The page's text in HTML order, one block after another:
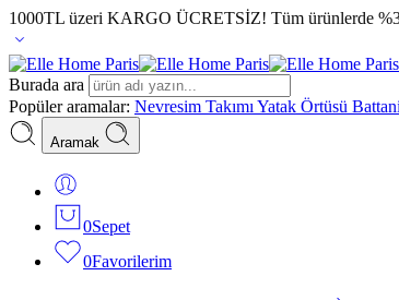
1000TL üzeri KARGO ÜCRETSİZ! Tüm ürünlerde
Burada ara
Popüler aramalar: Nevresim Takımı Yatak Örtüsü
Aramak
0Sepet
0Favorilerim